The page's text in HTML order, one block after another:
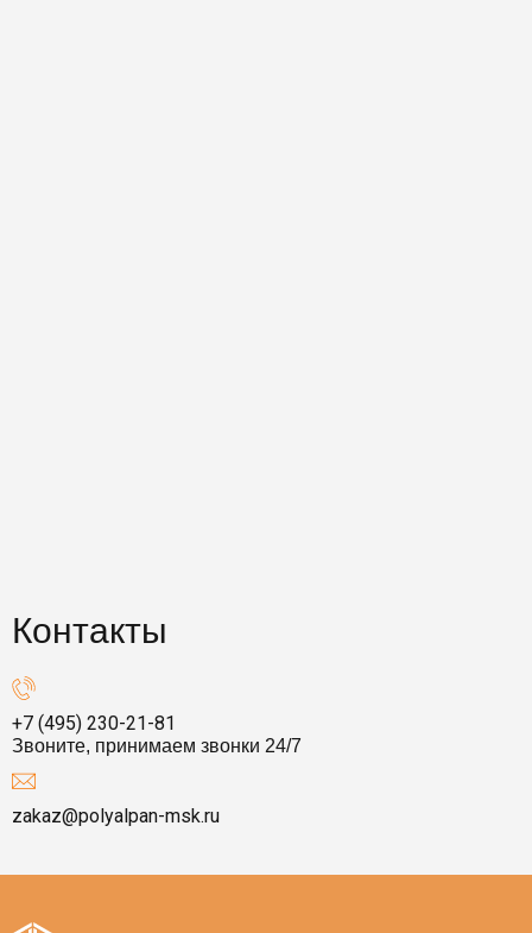
Контакты
+7 (495) 230-21-81
Звоните, принимаем звонки 24/7
zakaz@polyalpan-msk.ru